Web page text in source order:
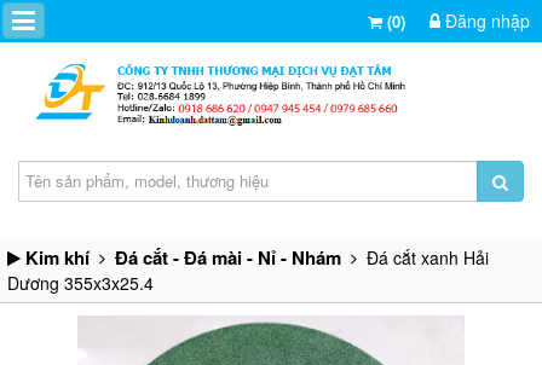
(0) Đăng nhập
Kim khí Đá cắt - Đá mài - Nỉ - Nhám
Đá cắt xanh Hải
Dương 355x3x25.4